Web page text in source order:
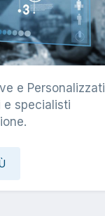
e Personalizzati
specialisti